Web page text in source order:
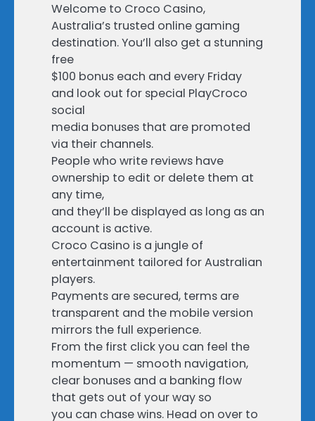
Welcome to Croco Casino,
Australia’s trusted online gaming
destination. You’ll also get a stunning
free
$100 bonus each and every Friday
and look out for special PlayCroco
social
media bonuses that are promoted
via their channels.
People who write reviews have
ownership to edit or delete them at
any time,
and they’ll be displayed as long as an
account is active.
Croco Casino is a jungle of
entertainment tailored for Australian
players.
Payments are secured, terms are
transparent and the mobile version
mirrors the full experience.
From the first click you can feel the
momentum — smooth navigation,
clear bonuses and a banking flow
that gets out of your way so
you can chase wins. Head on over to